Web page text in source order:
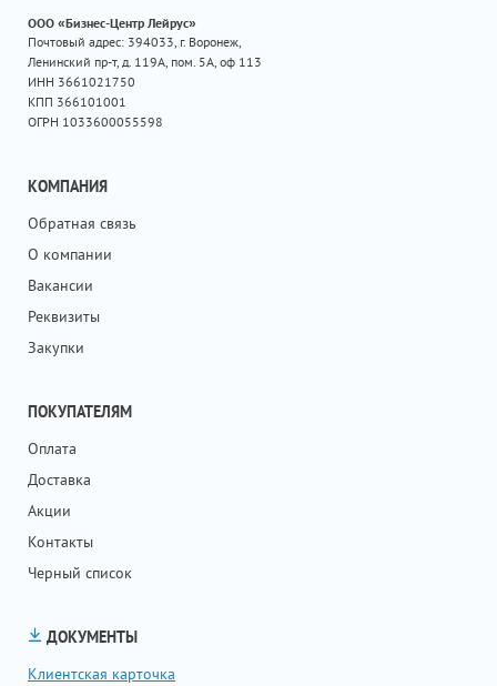
ООО «Бизнес-Центр Лейрус»
Почтовый адрес: 394033, г. Воронеж,
Ленинский пр-т, д. 119А, пом. 5А, оф 113
ИНН 3661021750
КПП 366101001
ОГРН 1033600055598
КОМПАНИЯ
Обратная связь
О компании
Вакансии
Реквизиты
Закупки
ПОКУПАТЕЛЯМ
Оплата
Доставка
Акции
Контакты
Черный список
ДОКУМЕНТЫ
Клиентская карточка